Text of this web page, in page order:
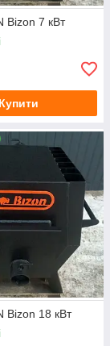
Bizon 7 кВт
Купити
Bizon 18 кВт